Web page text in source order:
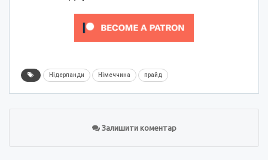
Нідерланди Німеччина прайд
Залишити коментар